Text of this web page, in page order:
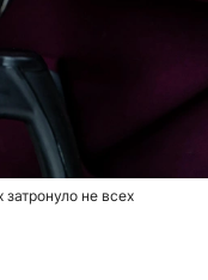
не всех